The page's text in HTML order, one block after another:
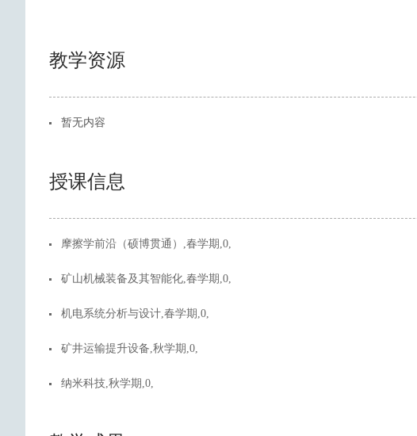
教学资源
暂无内容
授课信息
摩擦学前沿（硕博贯通）,春学期,0,
矿山机械装备及其智能化,春学期,0,
机电系统分析与设计,春学期,0,
矿井运输提升设备,秋学期,0,
纳米科技,秋学期,0,